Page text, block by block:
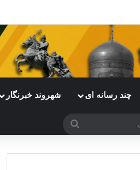
چند رسانه ای شهروند خبرنگار
جستجو